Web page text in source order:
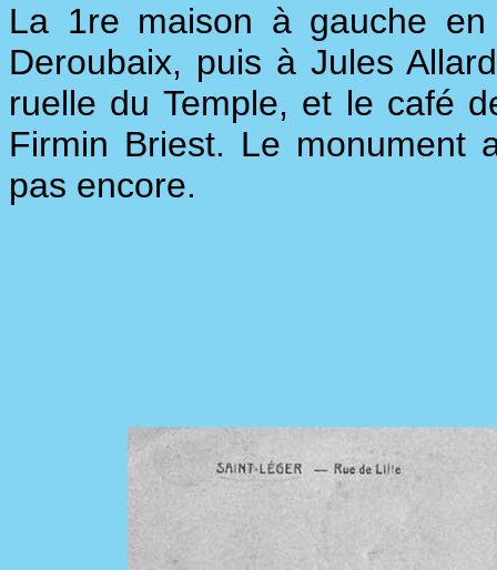
La 1re maison à gauche en
Deroubaix, puis à Jules
ruelle du Temple, et le café
Firmin Briest. Le monument
pas encore.